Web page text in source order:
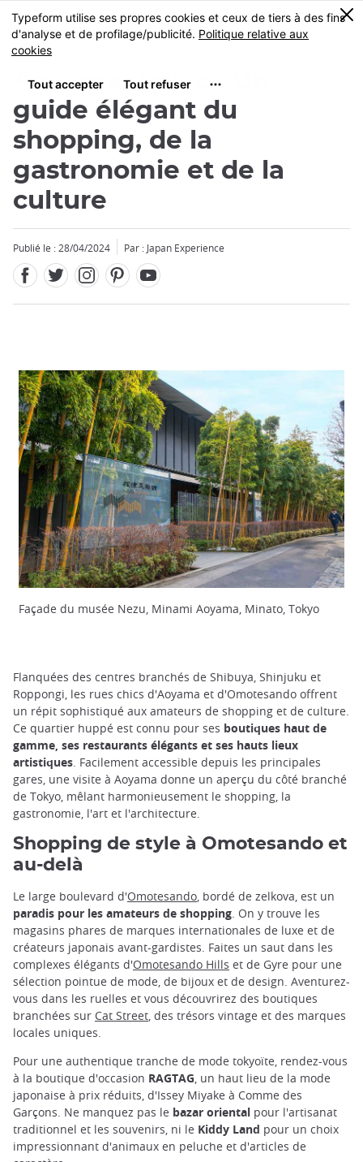
Skip
to
main
MENU
0
Aoyama, Tokyo : Un
guide élégant du
shopping, de la
gastronomie et de la
culture
Publié le : 28/04/2024 Par : Japan Experience
Façade du musée Nezu, Minami Aoyama, Minato, Tokyo
Flanquées des centres branchés de Shibuya, Shinjuku et
Roppongi, les rues chics d'Aoyama et d'Omotesando offrent
un répit sophistiqué aux amateurs de shopping et de culture.
Ce quartier huppé est connu pour ses boutiques haut de
gamme, ses restaurants élégants et ses hauts lieux
artistiques . Facilement accessible depuis les principales
gares, une visite à Aoyama donne un aperçu du côté branché
de Tokyo, mêlant harmonieusement le shopping, la
gastronomie, l'art et l'architecture.
Shopping de style à Omotesando et
au-delà
Le large boulevard d'Omotesando, bordé de zelkova, est un
paradis pour les amateurs de shopping. On y trouve les
magasins phares de marques internationales de luxe et de
créateurs japonais avant-gardistes. Faites un saut dans les
complexes élégants d'Omotesando Hills et de Gyre pour une
sélection pointue de mode, de bijoux et de design. Aventurez-
vous dans les ruelles et vous découvrirez des boutiques
branchées sur Cat Street, des trésors vintage et des marques
locales uniques.
Pour une authentique tranche de mode tokyoïte, rendez-vous
à la boutique d'occasion RAGTAG, un haut lieu de la mode
japonaise à prix réduits, d'Issey Miyake à Comme des
Garçons. Ne manquez pas le bazar oriental pour l'artisanat
traditionnel et les souvenirs, ni le Kiddy Land pour un choix
impressionnant d'animaux en peluche et d'articles de